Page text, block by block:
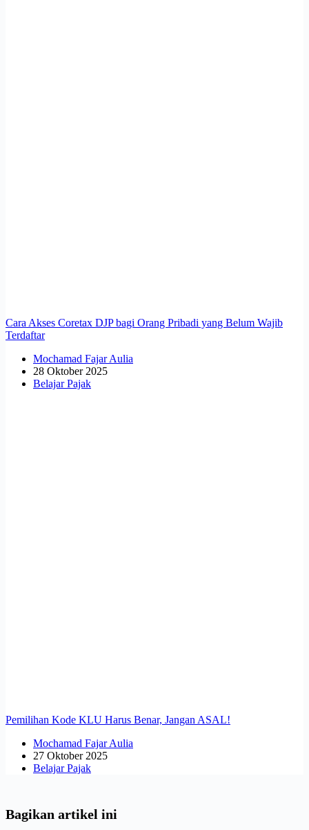
Cara Akses Coretax DJP bagi Orang Pribadi yang Belum Wajib
Terdaftar
Mochamad Fajar Aulia
28 Oktober 2025
Belajar Pajak
Pemilihan Kode KLU Harus Benar, Jangan ASAL!
Mochamad Fajar Aulia
27 Oktober 2025
Belajar Pajak
Bagikan artikel ini